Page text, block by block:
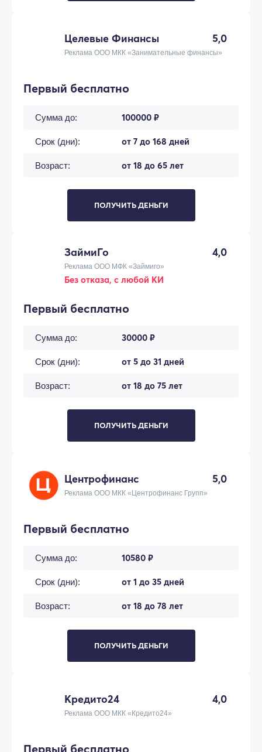
Целевые Финансы 5,0
Реклама ООО МКК «Занимательные финансы»
Первый бесплатно
Сумма до: 100000 ₽
Срок (дни): от 7 до 168 дней
Возраст: от 18 до 65 лет
ПОЛУЧИТЬ ДЕНЬГИ
ЗаймиГо 4,0
Реклама ООО МФК «Займиго»
Без отказа, с любой КИ
Первый бесплатно
Сумма до: 30000 ₽
Срок (дни): от 5 до 31 дней
Возраст: от 18 до 75 лет
ПОЛУЧИТЬ ДЕНЬГИ
Центрофинанс 5,0
Реклама ООО МКК «Центрофинанс Групп»
Первый бесплатно
Сумма до: 10580 ₽
Срок (дни): от 1 до 35 дней
Возраст: от 18 до 78 лет
ПОЛУЧИТЬ ДЕНЬГИ
Кредито24 4,0
Реклама ООО МКК «Кредито24»
Первый бесплатно